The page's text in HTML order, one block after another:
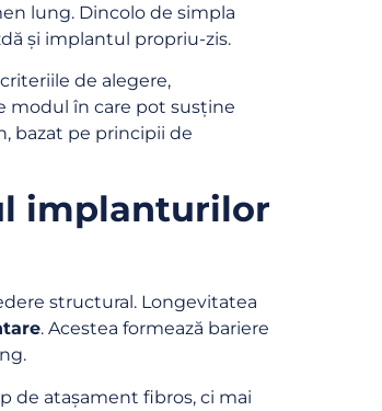
lung. Dincolo de simpla
și implantul propriu-zis.
de alegere,
modul în care pot susține
bazat pe principii de
implanturilor
structural. Longevitatea
. Acestea formează bariere
de atașament fibros, ci mai